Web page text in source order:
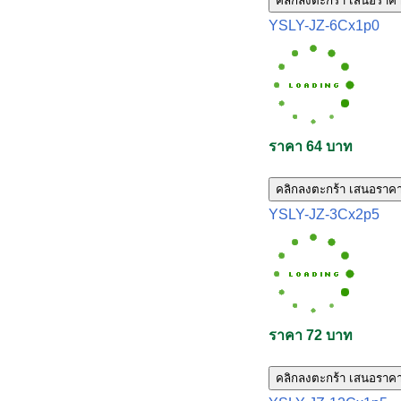
YSLY-JZ-6Cx1p0
ราคา 64 บาท
คลิกลงตะกร้า เสนอราค
YSLY-JZ-3Cx2p5
ราคา 72 บาท
คลิกลงตะกร้า เสนอราค